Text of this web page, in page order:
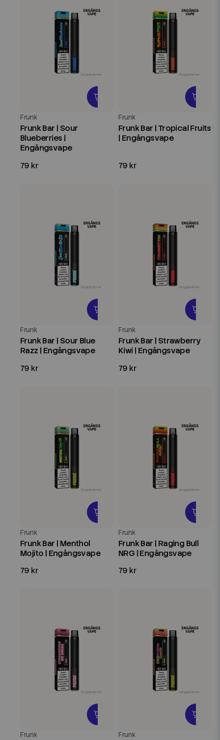
Frunk
Frunk Bar | Sour
Blueberries |
Engångsvape
79 kr
Frunk
Frunk Bar | Tropical Fruits
| Engångsvape
79 kr
Frunk
Frunk Bar | Sour Blue
Razz | Engångsvape
79 kr
Frunk
Frunk Bar | Strawberry
Kiwi | Engångsvape
79 kr
Frunk
Frunk Bar | Menthol
Mojito | Engångsvape
79 kr
Frunk
Frunk Bar | Raging Bull
NRG | Engångsvape
79 kr
Frunk Frunk